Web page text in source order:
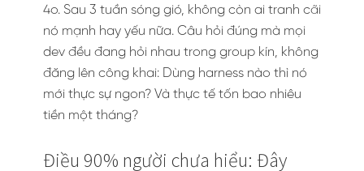
4o. Sau 3 tuần sóng gió, không còn ai tranh cãi
nó mạnh hay yếu nữa. Câu hỏi đúng mà mọi
dev đều đang hỏi nhau trong group kín, không
đăng lên công khai: Dùng harness nào thì nó
mới thực sự ngon? Và thực tế tốn bao nhiêu
tiền một tháng?
Điều 90% người chưa hiểu: Đây